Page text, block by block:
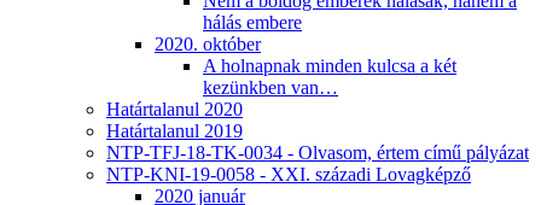
hálás embere
2020. október
A holnapnak minden kulcsa a két
kezünkben van…
Határtalanul 2020
Határtalanul 2019
NTP-TFJ-18-TK-0034 - Olvasom, értem című pályázat
NTP-KNI-19-0058 - XXI. századi Lovagképző
2020 január